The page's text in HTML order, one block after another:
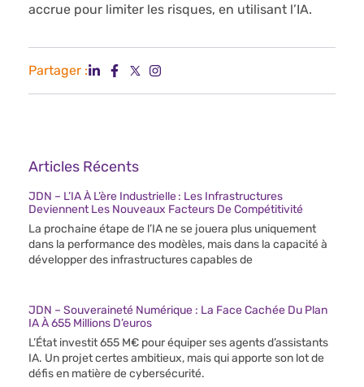
accrue pour limiter les risques, en utilisant l’IA.
Partager :
Articles Récents
JDN – L’IA À L’ère Industrielle : Les Infrastructures
Deviennent Les Nouveaux Facteurs De Compétitivité
La prochaine étape de l’IA ne se jouera plus uniquement
dans la performance des modèles, mais dans la capacité à
développer des infrastructures capables de
JDN – Souveraineté Numérique : La Face Cachée Du Plan
IA À 655 Millions D’euros
L’État investit 655 M€ pour équiper ses agents d’assistants
IA. Un projet certes ambitieux, mais qui apporte son lot de
défis en matière de cybersécurité.